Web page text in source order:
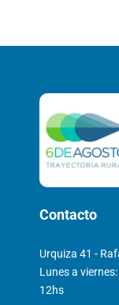
Contacto
Urquiza 41 -
Lunes a
12hs